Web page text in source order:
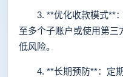
3. **优化收款模式**：
至多个子账户或使用第
低风险。
4. **长期预防**：定期